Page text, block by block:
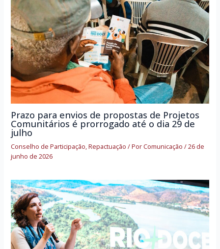
Prazo para envios de propostas de Projetos
Comunitários é prorrogado até o dia 29 de
julho
Conselho de Participação,Repactuação / PorComunicação/26 de
junho de 2026